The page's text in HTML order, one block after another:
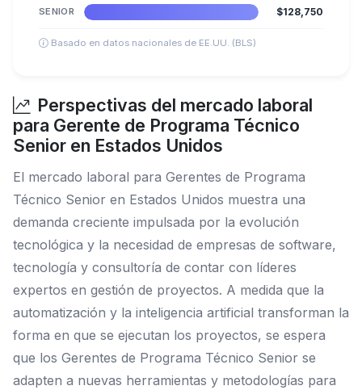
SENIOR $128,750
Basado en datos nacionales de EE.UU. (BLS)
Perspectivas del mercado laboral
para Gerente de Programa Técnico
Senior en Estados Unidos
El mercado laboral para Gerentes de Programa
Técnico Senior en Estados Unidos muestra una
demanda creciente impulsada por la evolución
tecnológica y la necesidad de empresas de software,
tecnología y consultoría de contar con líderes
expertos en gestión de proyectos. A medida que la
automatización y la inteligencia artificial transforman la
forma en que se ejecutan los proyectos, se espera
que los Gerentes de Programa Técnico Senior se
adapten a nuevas herramientas y metodologías para